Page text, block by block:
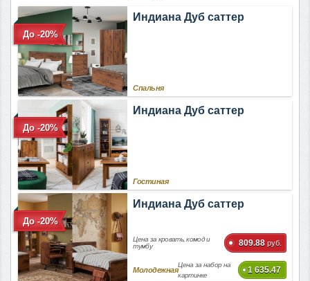
До -20%
Индиана Дуб саттер
Спальня
До -20%
Индиана Дуб саттер
Гостиная
До -20%
Индиана Дуб саттер
Цена за кровать, комод и
тумбу
809.88 руб.
Молодежная
Цена за набор на
картинке
1 635.47